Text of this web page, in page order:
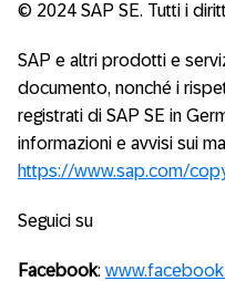
© 2024 SAP SE. Tutti i
SAP e altri prodotti e
documento, nonché i
registrati di SAP SE in
informazioni e avvisi sui
https://www.sap.com/
Seguici su
Facebook: